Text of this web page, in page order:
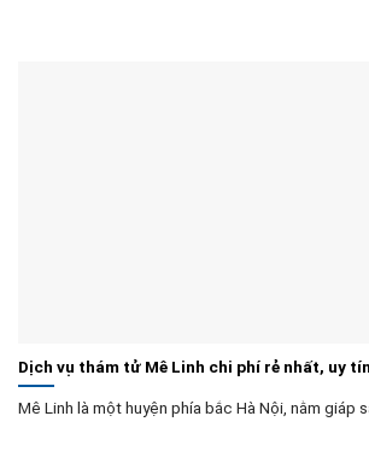
Dịch vụ thám tử Mê Linh chi phí rẻ nhất, uy
Mê Linh là một huyện phía bắc Hà Nội, nằm giáp